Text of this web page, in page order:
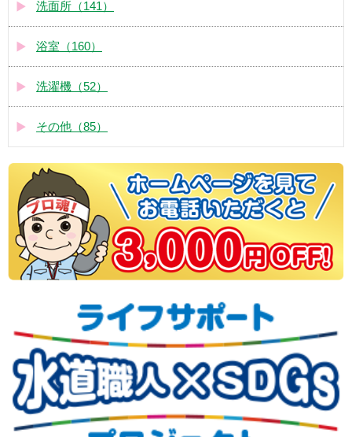
洗面所（141）
浴室（160）
洗濯機（52）
その他（85）